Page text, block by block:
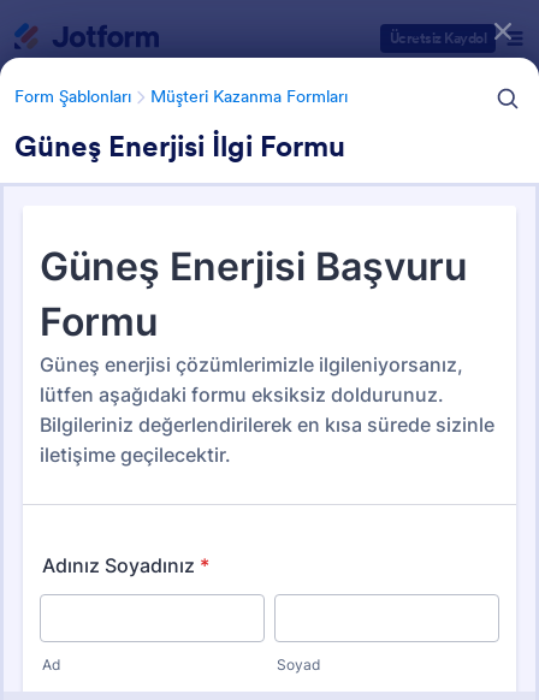
Ücretsiz Kaydol
Form Şablonları Müşteri Kazanma Formları
Güneş Enerjisi İlgi Formu
Form Şablonları Müşteri Kazanma Formları
Müşteri Kazanma Formları
Form Şablonu Kategorileri